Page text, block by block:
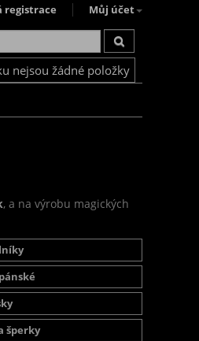
registrace Můj účet
nejsou žádné položky
, a na výrobu magických
šperky